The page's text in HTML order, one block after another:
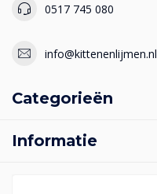
0517 745 080
info@kittenenlijmen.nl
Categorieën
Informatie